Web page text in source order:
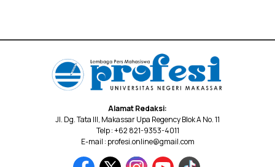
Alamat Redaksi:
Jl. Dg. Tata III, Makassar Upa Regency Blok A No. 11
Telp : +62 821-9353-4011
E-mail : profesi.online@gmail.com